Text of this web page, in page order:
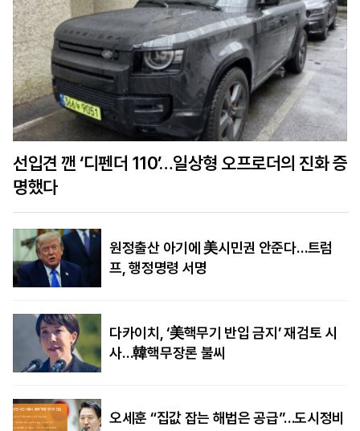
선입견 깬 ‘디펜더 110’…일상형 오프로더의 진화 증
명했다
원정출산 아기에 美시민권 안준다…트럼
프, 행정명령 서명
다카이치, ‘美핵무기 반입 금지’ 재검토 시
사…韓핵무장론 불씨
오세훈 “집값 잡는 해법은 공급”…도시정비